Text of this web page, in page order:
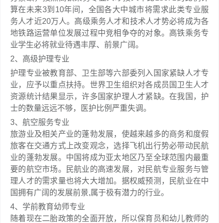
算在未来3到10年间，全国各大中城市将需求此类专业服
务人才近20万人。高级乘务人才和技术人才势必将成为各
地铁路运营单位发展过程中竞相争夺的对象。高铁乘务专
业学生必将就业待遇丰厚、前景广阔。
2、高级护理专业
护理专业被教育部、卫生部等六部委列入国家紧缺人才专
业，应予以重点扶持。世界卫生组织对各成员国卫生人才
资源统计结果显示，许多国家护理人才紧缺。在我国，护
士的数量远远不够，医护比例严重失调。
3、航空服务专业
旅游业及相关产业的蓬勃发展，使越来越多的商务和度假
旅客在交通方式上改变观念，选择飞机出行势必带动民航
业的蓬勃发展。中国将成为亚太地区乃至全球范围内最重
要的航空市场。民航业的高速发展，对民航专业服务与管
理人才的需求量也将大大增加。据权威预测，民航业在中
国拥有广阔的发展前景,属于极有潜力的行业。
4、学前教育幼师专业
随着现在二胎政策的全面开放，所以保育员和幼儿教师的